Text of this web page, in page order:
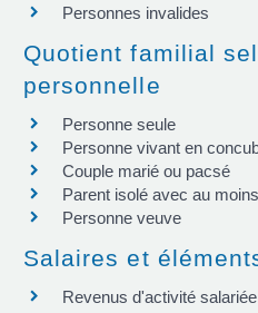
Personnes invalides
Quotient familial
personnelle
Personne seule
Personne vivant en
Couple marié ou pacsé
Parent isolé avec au
Personne veuve
Salaires et
Revenus d'activité salariée